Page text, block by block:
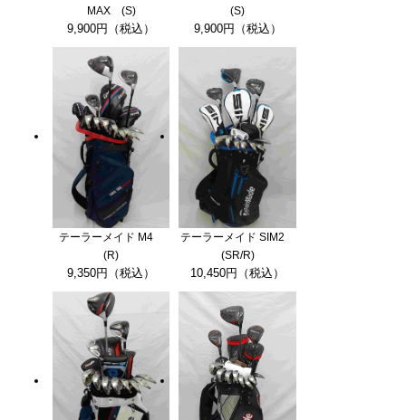
MAX (S)
9,900円（税込）
(S)
9,900円（税込）
テーラーメイド M4
(R)
9,350円（税込）
テーラーメイド SIM2
(SR/R)
10,450円（税込）